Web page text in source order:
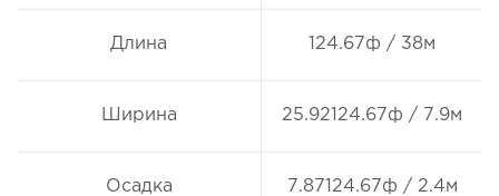
Длина 124.67ф / 38м
Ширина 25.92124.67ф / 7.9м
Осадка 7.87124.67ф / 2.4м